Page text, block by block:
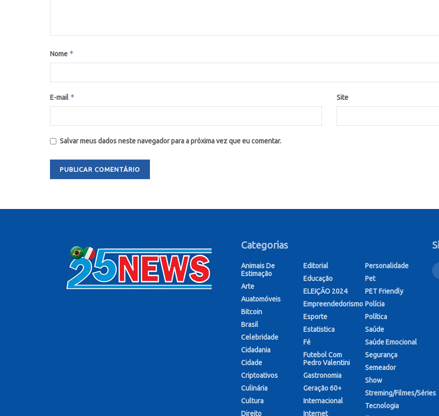
Nome *
E-mail * Site
Salvar meus dados neste navegador para a próxima vez que eu comentar.
Categorias
Animais De
Estimação
Arte
Auatomóveis
Bitcoin
Brasil
Celebridade
Cidadania
Cidade
Criptoativos
Culinária
Cultura
Direito
Editorial
Educação
ELEIÇÃO 2024
Empreendedorismo
Esporte
Estatistica
Fé
Futebol Com
Pedro Valentini
Gastronomia
Geração 60+
Internacional
Internet
Personalidade
Pet
PET Friendly
Polícia
Política
Saúde
Saúde Emocional
Segurança
Semeador
Show
Streming/Filmes/Séries
Tecnologia